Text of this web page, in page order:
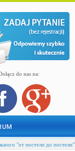
do nas na:
"от постели до постели".